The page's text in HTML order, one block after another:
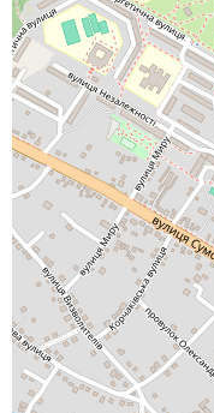
Відгуки
Депозити
Депозити юр. осіб
Кредити для бізнеса
Кредити
Інтернет-банкінг
Банки-партнери